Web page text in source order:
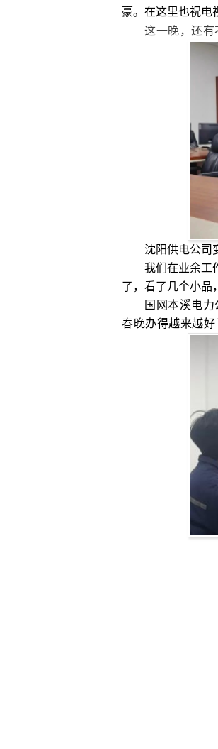
豪。在这里也祝电
这一晚，还有
沈阳供电公司
我们在业余工
了，看了几个小品
国网本溪电
春晚办得越来越好